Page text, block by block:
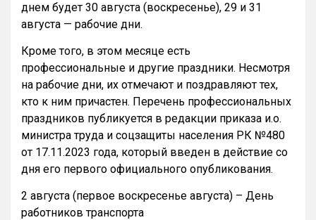
днем будет 30 августа (воскресенье), 29 и 31
августа — рабочие дни.
Кроме того, в этом месяце есть
профессиональные и другие праздники. Несмотря
на рабочие дни, их отмечают и поздравляют тех,
кто к ним причастен. Перечень профессиональных
праздников публикуется в редакции приказа и.о.
министра труда и соцзащиты населения РК №480
от 17.11.2023 года, который введен в действие со
дня его первого официального опубликования.
2 августа (первое воскресенье августа) – День
работников транспорта